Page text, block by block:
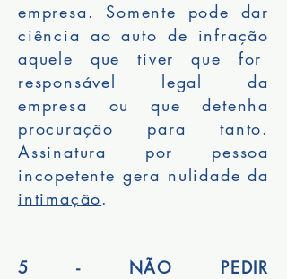
empresa. Somente pode dar
ciência ao auto de infração
aquele que tiver que for
responsável legal da
empresa ou que detenha
procuração para tanto.
Assinatura por pessoa
incopetente gera nulidade da
intimação.
5 - NÃO PEDIR